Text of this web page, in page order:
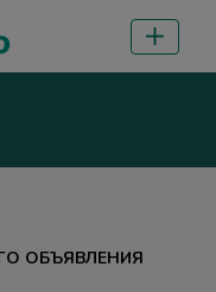
ОБЪЯВЛЕНИЯ